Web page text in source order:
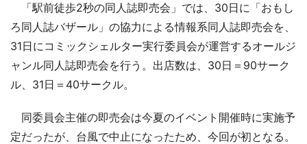
「駅前徒歩2秒の同人誌即売会」では、30日に「おもし
ろ同人誌バザール」の協力による情報系同人誌即売会を、
31日にコミックシェルター実行委員会が運営するオールジ
ャンル同人誌即売会を行う。出店数は、30日＝90サーク
ル、31日＝40サークル。
同委員会主催の即売会は今夏のイベント開催時に実施予
定だったが、台風で中止になったため、今回が初となる。